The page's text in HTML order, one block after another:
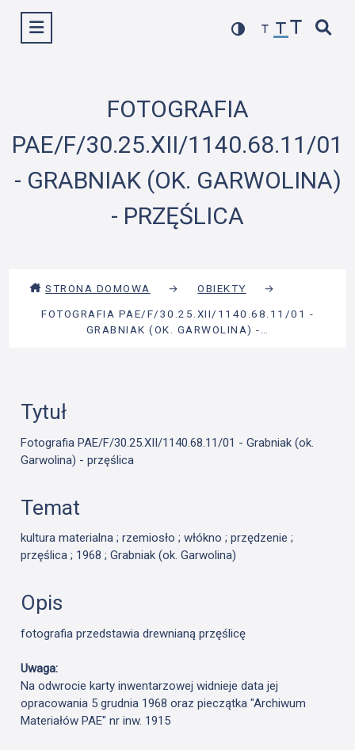
Wyświetl menu
FOTOGRAFIA
PAE/F/30.25.XII/1140.68.11/01
- GRABNIAK (OK. GARWOLINA)
- PRZĘŚLICA
STRONA DOMOWA → OBIEKTY
→
FOTOGRAFIA PAE/F/30.25.XII/1140.68.11/01 -
GRABNIAK (OK. GARWOLINA) -…
Tytuł
Fotografia PAE/F/30.25.XII/1140.68.11/01 - Grabniak (ok.
Garwolina) - przęślica
Temat
kultura materialna ; rzemiosło ; włókno ; przędzenie ;
przęślica ; 1968 ; Grabniak (ok. Garwolina)
Opis
fotografia przedstawia drewnianą przęślicę
Uwaga:
Na odwrocie karty inwentarzowej widnieje data jej
opracowania 5 grudnia 1968 oraz pieczątka "Archiwum
Materiałów PAE" nr inw. 1915